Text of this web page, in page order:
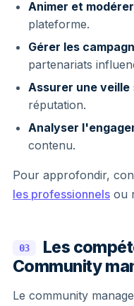
Animer et modérer
plateforme.
Gérer les
partenariats
Assurer une veille
réputation.
Analyser
contenu.
Pour approfondir,
les professionnels ou
03
Les
Community
Le community